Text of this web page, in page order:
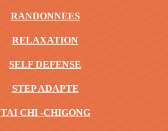
RANDONNEES
RELAXATION
SELF DEFENSE
STEP ADAPTE
TAI CHI -CHIGONG